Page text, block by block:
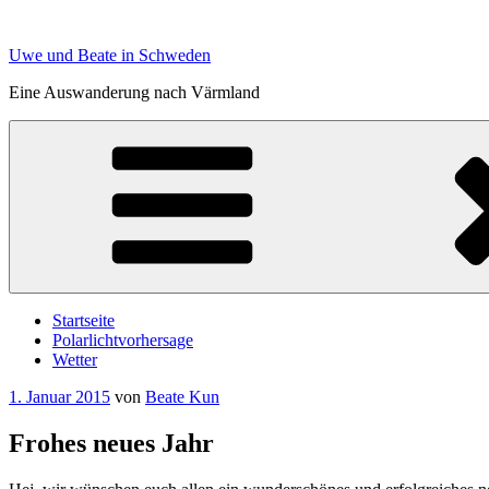
springen
Uwe und Beate in Schweden
Eine Auswanderung nach Värmland
Startseite
Polarlichtvorhersage
Wetter
Veröffentlicht
1. Januar 2015 von Beate Kun
Frohes neues Jahr